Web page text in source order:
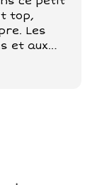
Les
et aux
ce petit